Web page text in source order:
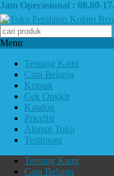
Jam Operasional : 08.00-
Menu
Tentang Kami
Cara Belanja
Kontak
Cek Ongkir
Katalog
Pricelist
Alamat Toko
Testimoni
Tentang Kami
Cara Belanja